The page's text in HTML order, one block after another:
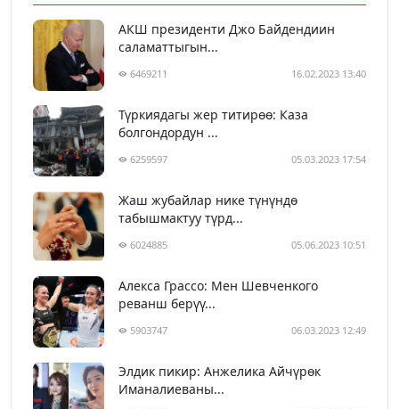
АКШ президенти Джо Байдендиин
саламаттыгын...
6469211 16.02.2023 13:40
Түркиядагы жер титирөө: Каза
болгондордун ...
6259597 05.03.2023 17:54
Жаш жубайлар нике түнүндө
табышмактуу түрд...
6024885 05.06.2023 10:51
Алекса Грассо: Мен Шевченкого
реванш берүү...
5903747 06.03.2023 12:49
Элдик пикир: Анжелика Айчүрөк
Иманалиеваны...